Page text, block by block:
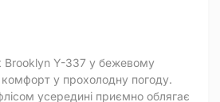
Brooklyn Y-337 у бежевому
комфорт у прохолодну погоду.
усередині приємно облягає